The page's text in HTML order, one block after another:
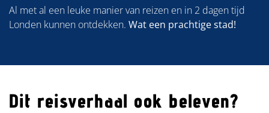
Al met al een leuke manier van reizen en in 2 dagen tijd
Londen kunnen ontdekken. Wat een prachtige stad!
Dit reisverhaal ook beleven?